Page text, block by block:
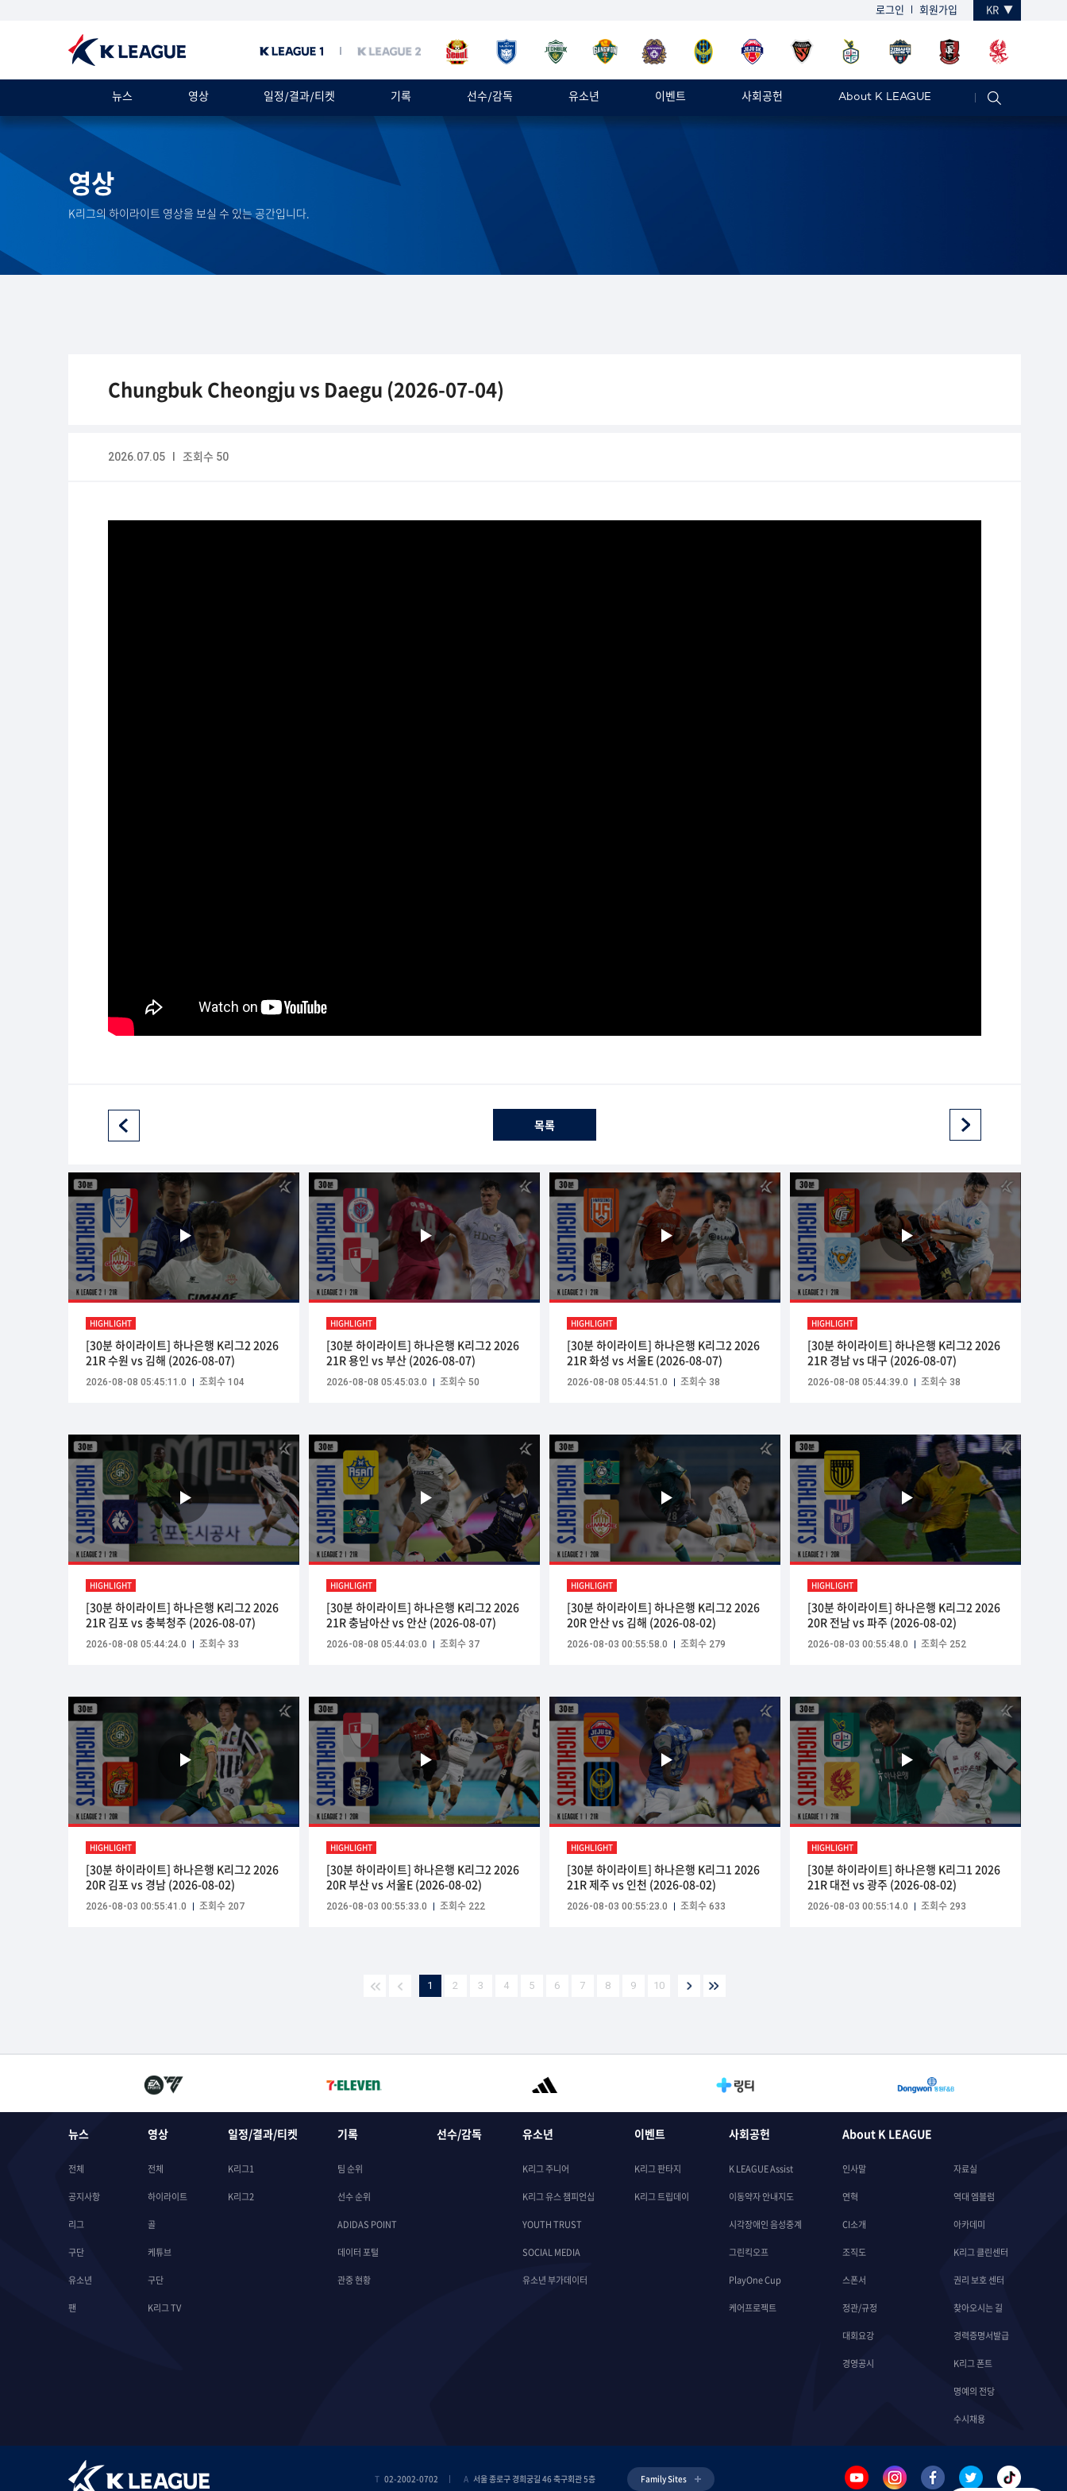
로그인 회원가입 KR
뉴스 영상 일정/결과/티켓 기록 선수/감독 유소년 이벤트 사회공헌 About K LEAGUE
영상
K리그의 하이라이트 영상을 보실 수 있는 공간입니다.
Chungbuk Cheongju vs Daegu (2026-07-04)
2026.07.05 I 조회수 50
목록
HIGHLIGHT
[30분 하이라이트] 하나은행 K리그2 2026
21R 수원 vs 김해 (2026-08-07)
2026-08-08 05:45:11.0 조회수 104
HIGHLIGHT
[30분 하이라이트] 하나은행 K리그2 2026
21R 용인 vs 부산 (2026-08-07)
2026-08-08 05:45:03.0 조회수 50
HIGHLIGHT
[30분 하이라이트] 하나은행 K리그2 2026
21R 화성 vs 서울E (2026-08-07)
2026-08-08 05:44:51.0 조회수 38
HIGHLIGHT
[30분 하이라이트] 하나은행 K리그2 2026
21R 경남 vs 대구 (2026-08-07)
2026-08-08 05:44:39.0 조회수 38
HIGHLIGHT
[30분 하이라이트] 하나은행 K리그2 2026
21R 김포 vs 충북청주 (2026-08-07)
2026-08-08 05:44:24.0 조회수 33
HIGHLIGHT
[30분 하이라이트] 하나은행 K리그2 2026
21R 충남아산 vs 안산 (2026-08-07)
2026-08-08 05:44:03.0 조회수 37
HIGHLIGHT
[30분 하이라이트] 하나은행 K리그2 2026
20R 안산 vs 김해 (2026-08-02)
2026-08-03 00:55:58.0 조회수 279
HIGHLIGHT
[30분 하이라이트] 하나은행 K리그2 2026
20R 전남 vs 파주 (2026-08-02)
2026-08-03 00:55:48.0 조회수 252
HIGHLIGHT
[30분 하이라이트] 하나은행 K리그2 2026
20R 김포 vs 경남 (2026-08-02)
2026-08-03 00:55:41.0 조회수 207
HIGHLIGHT
[30분 하이라이트] 하나은행 K리그2 2026
20R 부산 vs 서울E (2026-08-02)
2026-08-03 00:55:33.0 조회수 222
HIGHLIGHT
[30분 하이라이트] 하나은행 K리그1 2026
21R 제주 vs 인천 (2026-08-02)
2026-08-03 00:55:23.0 조회수 633
HIGHLIGHT
[30분 하이라이트] 하나은행 K리그1 2026
21R 대전 vs 광주 (2026-08-02)
2026-08-03 00:55:14.0 조회수 293
1 2 3 4 5 6 7 8 9 10
뉴스
전체
공지사항
리그
구단
유소년
팬
영상
전체
하이라이트
골
케튜브
구단
K리그 TV
일정/결과/티켓
K리그1
K리그2
기록
팀 순위
선수 순위
ADIDAS POINT
데이터 포털
관중 현황
선수/감독 유소년
K리그 주니어
K리그 유스 챔피언십
YOUTH TRUST
SOCIAL MEDIA
유소년 부가데이터
이벤트
K리그 판타지
K리그 트립데이
사회공헌
K LEAGUE Assist
이동약자 안내지도
시각장애인 음성중계
그린킥오프
PlayOne Cup
케어프로젝트
About K LEAGUE
인사말
연혁
CI소개
조직도
스폰서
정관/규정
대회요강
경영공시
자료실
역대 엠블럼
아카데미
K리그 클린센터
권리 보호 센터
찾아오시는 길
경력증명서발급
K리그 폰트
명예의 전당
수시채용
T 02-2002-0702 A 서울 종로구 경희궁길 46 축구회관 5층 Family Sites